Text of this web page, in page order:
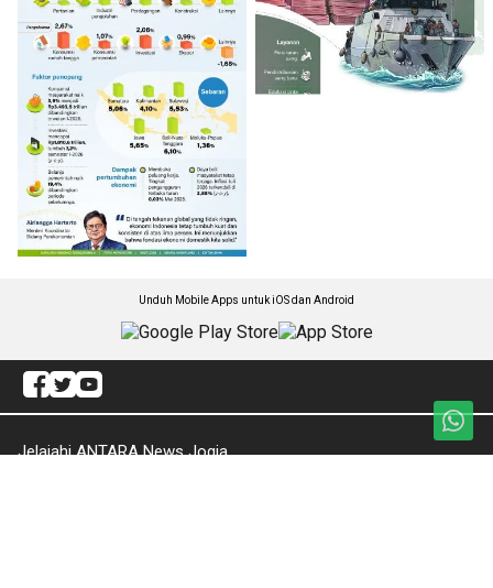
Unduh Mobile Apps untuk iOS dan Android
Jelajahi ANTARA News Jogja